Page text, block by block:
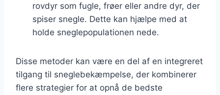
rovdyr som fugle, frøer eller andre dyr, der
spiser snegle. Dette kan hjælpe med at
holde sneglepopulationen nede.
Disse metoder kan være en del af en integreret
tilgang til sneglebekæmpelse, der kombinerer
flere strategier for at opnå de bedste